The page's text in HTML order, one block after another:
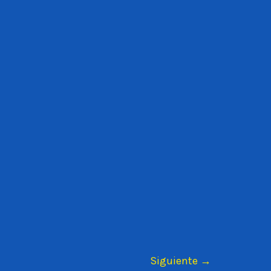
Siguiente →